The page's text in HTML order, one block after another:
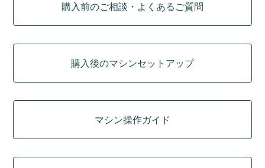
購入前のご相談・よくあるご質問
購入後のマシンセットアップ
マシン操作ガイド